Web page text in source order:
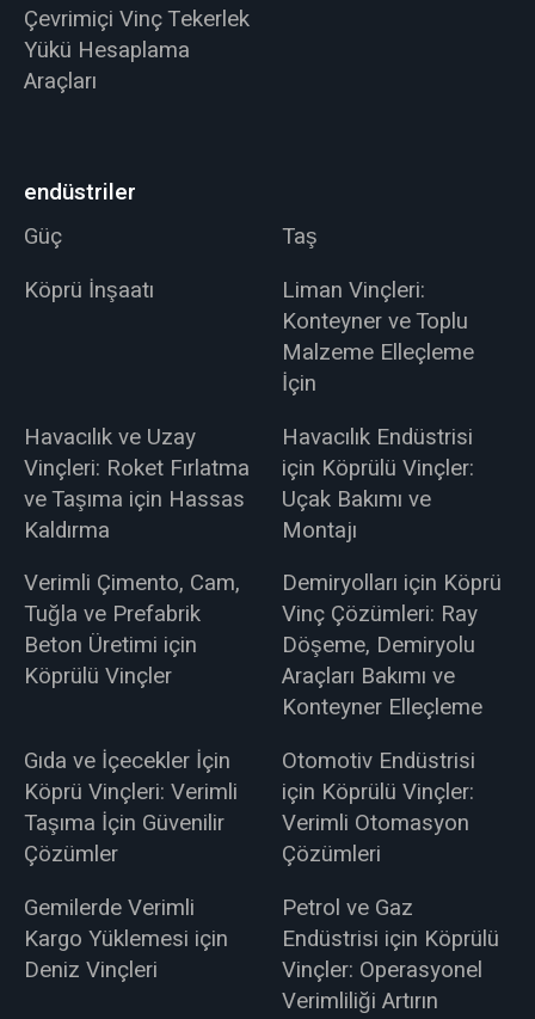
Çevrimiçi Vinç Tekerlek
Yükü Hesaplama
Araçları
endüstriler
Güç
Taş
Köprü İnşaatı
Liman Vinçleri:
Konteyner ve Toplu
Malzeme Elleçleme
İçin
Havacılık ve Uzay
Vinçleri: Roket Fırlatma
ve Taşıma için Hassas
Kaldırma
Havacılık Endüstrisi
için Köprülü Vinçler:
Uçak Bakımı ve
Montajı
Verimli Çimento, Cam,
Tuğla ve Prefabrik
Beton Üretimi için
Köprülü Vinçler
Demiryolları için Köprü
Vinç Çözümleri: Ray
Döşeme, Demiryolu
Araçları Bakımı ve
Konteyner Elleçleme
Gıda ve İçecekler İçin
Köprü Vinçleri: Verimli
Taşıma İçin Güvenilir
Çözümler
Otomotiv Endüstrisi
için Köprülü Vinçler:
Verimli Otomasyon
Çözümleri
Gemilerde Verimli
Kargo Yüklemesi için
Deniz Vinçleri
Petrol ve Gaz
Endüstrisi için Köprülü
Vinçler: Operasyonel
Verimliliği Artırın